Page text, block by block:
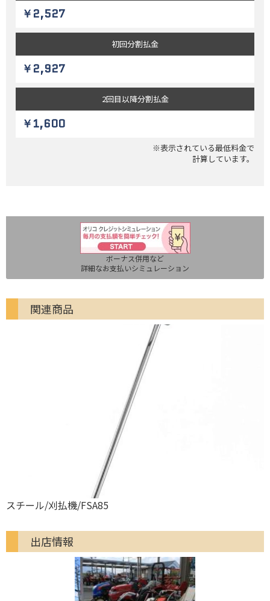
￥2,527
初回分割払金
￥2,927
2回目以降分割払金
￥1,600
※表示されている最低料金で
計算しています。
ボーナス併用など
詳細なお支払いシミュレーション
関連商品
スチール/刈払機/FSA85
出店情報